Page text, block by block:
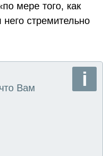
мере того, как
стремительно
Вам